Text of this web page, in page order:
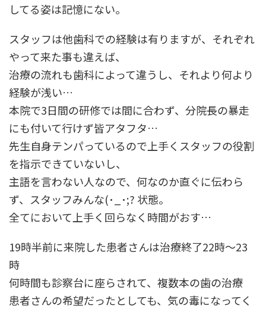
してる姿は記憶にない。
スタッフは他歯科での経験は有りますが、それぞれ
やって来た事も違えば、
治療の流れも歯科によって違うし、それより何より
経験が浅い…
本院で3日間の研修では間に合わず、分院長の暴走
にも付いて行けず皆アタフタ…
先生自身テンパっているので上手くスタッフの役割
を指示できていないし、
主語を言わない人なので、何なのか直ぐに伝わら
ず、スタッフみんな(･_･;? 状態。
全てにおいて上手く回らなく時間がおす…
19時半前に来院した患者さんは治療終了22時～23
時
何時間も診察台に座らされて、複数本の歯の治療
患者さんの希望だったとしても、気の毒になってく